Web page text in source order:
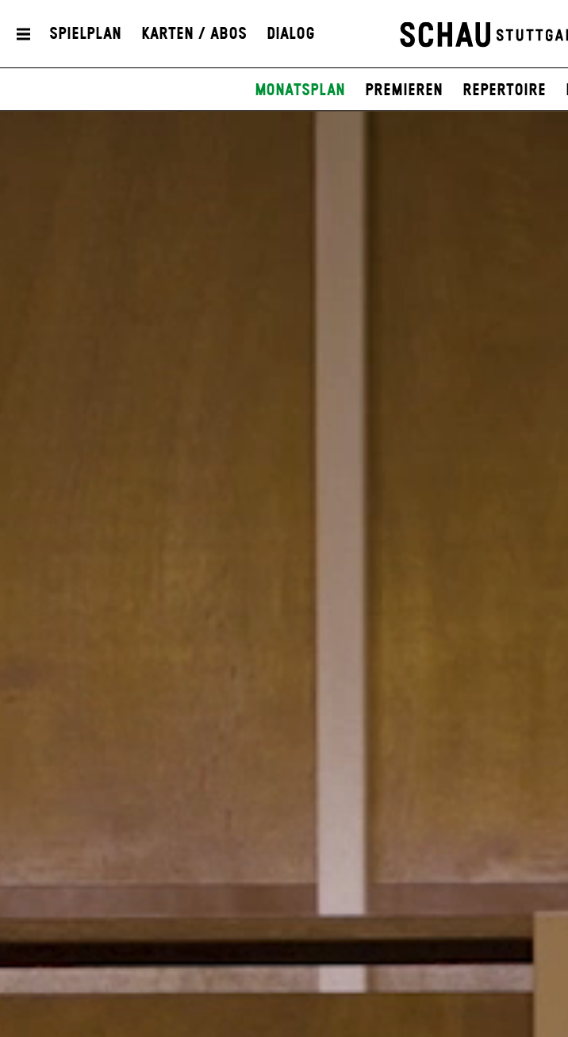
Spielplan Karten / Abos Dialog
Monatsplan Premieren Repertoire